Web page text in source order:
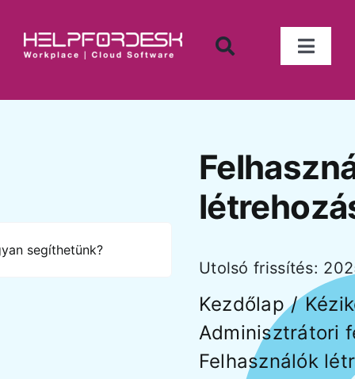
Munkaidő nyilvántartó
Tárgyi eszköz nyilvántartó
Készletnyilvántartó
Utolsó frissítés:
Kezdőlap
Adminisztrátori
Felhasználók